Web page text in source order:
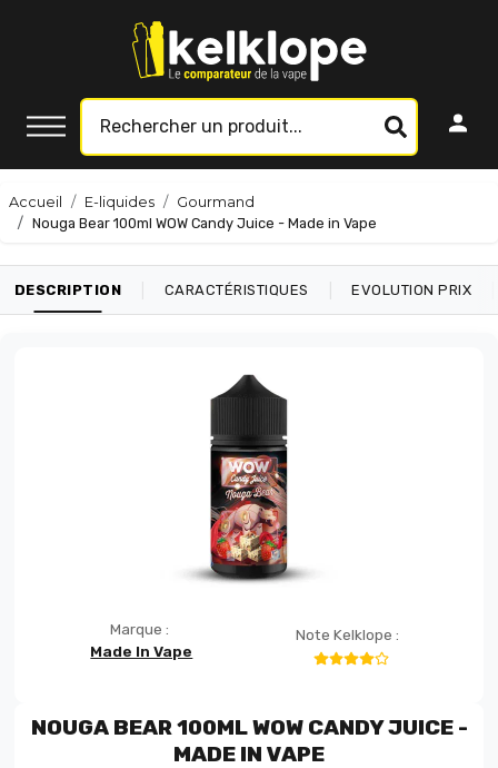
Accueil E-liquides
Gourmand
Nouga Bear 100ml WOW Candy Juice - Made in Vape
DESCRIPTION CARACTÉRISTIQUES EVOLUTION PRIX
Marque :
Made In Vape
Note Kelklope :
NOUGA BEAR 100ML WOW CANDY JUICE -
MADE IN VAPE